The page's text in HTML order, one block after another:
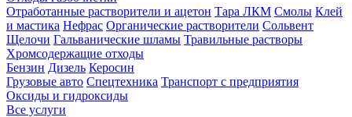
Отработанные растворители и ацетон Тара ЛКМ Смолы Клей
и мастика Нефрас Органические растворители Сольвент
Щелочи Гальванические шламы Травильные растворы
Хромсодержащие отходы
Бензин Дизель Керосин
Грузовые авто Спецтехника Транспорт с предприятия
Оксиды и гидроксиды
Все услуги